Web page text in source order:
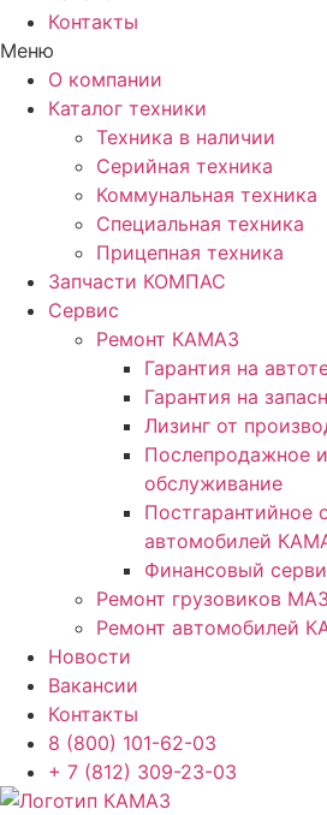
Контакты
Меню
О компании
Каталог техники
Техника в наличии
Серийная техника
Коммунальная техника
Специальная техника
Прицепная техника
Запчасти КОМПАС
Сервис
Ремонт КАМАЗ
Гарантия на
Гарантия на
Лизинг от
Послепродажное
обслуживание
Постгарантийное
автомобилей
Финансовый
Ремонт грузовиков МАЗ
Ремонт автомобилей
Новости
Вакансии
Контакты
8 (800) 101-62-03
+ 7 (812) 309-23-03